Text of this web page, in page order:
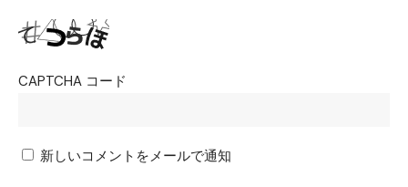
CAPTCHA コード
新しいコメントをメールで通知